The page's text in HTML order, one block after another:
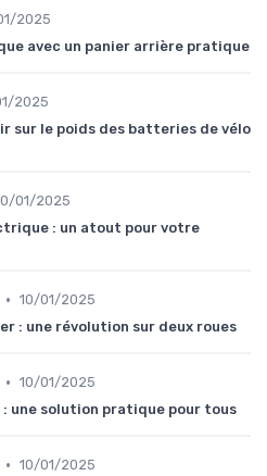
2025
avec un panier arrière pratique
2025
sur le poids des batteries de vélo
01/2025
: un atout pour votre
• 10/01/2025
: une révolution sur deux roues
• 10/01/2025
une solution pratique pour tous
• 10/01/2025